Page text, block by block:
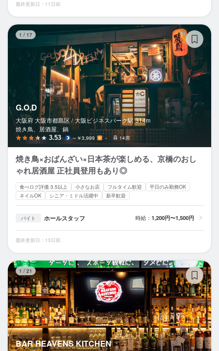
最終更新日：11日前
1 / 17
G.O.D
大阪府 大阪市都島区 / 大阪ビジネスパーク駅 314m
焼き鳥、居酒屋、鍋
3.53 ～￥3,999 － 14席
焼き鳥×おばんざい×日本茶が楽しめる、京橋のおし
ゃれ居酒屋 正社員登用もあり◎
食べログ評価 3.5以上 小さなお店 フルタイム歓迎
平日のみ勤務OK
ネイルOK
シニア・ミドル活躍中 新卒歓迎
バイト ホールスタッフ 時給： 1,200円〜1,500円
最終更新日：13日前
1 / 21
BAR HEAVENS KITCHEN